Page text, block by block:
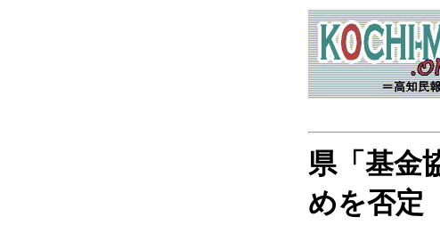
県「基金
めを否定